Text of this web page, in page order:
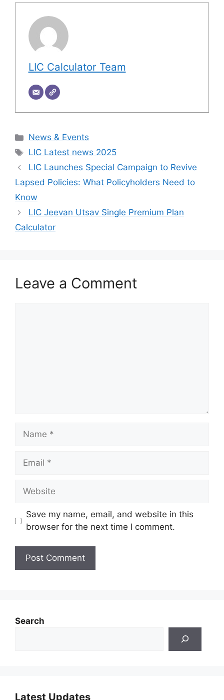
LIC Calculator Team
Categories
News & Events
Tags
LIC Latest news 2025
LIC Launches Special Campaign to Revive
Lapsed Policies: What Policyholders Need to
Know
LIC Jeevan Utsav Single Premium Plan
Calculator
Leave a Comment
Name
Email
Website
Save my name, email, and website in this
browser for the next time I comment.
Search
Latest Updates